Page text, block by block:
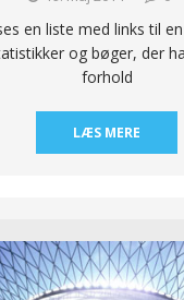
en liste med links til
og bøger, der
forhold
LÆS MERE